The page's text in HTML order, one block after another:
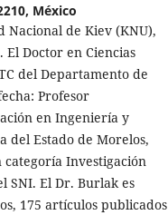
México
Nacional de Kiev (KNU),
Doctor en Ciencias
del Departamento de
Profesor
en Ingeniería y
del Estado de Morelos,
Investigación
SNI. El Dr. Burlak es
175 artículos publicados